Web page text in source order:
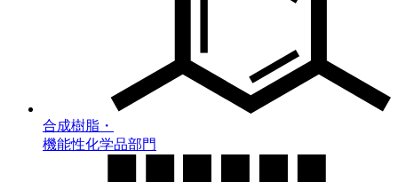
合成樹脂・
機能性化学品部門